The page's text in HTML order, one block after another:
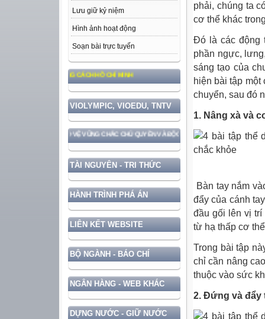
Lưu giữ kỷ niệm
Hình ảnh hoạt động
Soạn bài trực tuyến
ĐẠO ĐỨC, PHONG CÁCH HỒ CHÍ MINH
VIOLYMPIC, VIOEDU, TNTV
GẮN VỚI BẢO VỆ VỮNG CHẮC CHỦ QUYỀN VÀ ĐỘC LẬP DÂN TỘC!
TÀI NGUYÊN - TRI THỨC
HÀNH TRÌNH PHÁ ÁN
LIÊN KẾT WEBSITE
BỘ NGÀNH - BÁO CHÍ
NGÂN HÀNG - WEB KHÁC
DỰNG NƯỚC - GIỮ NƯỚC
phải, chúng ta
cơ thể khác
Đó là các động
phần ngực,
sáng tạo của
hiện bài tập
chuyển, sau đó
1. Nâng xà và
Bàn tay nắm
đẩy của cánh
đầu gối lên vị
từ hạ thấp cơ
Trong bài tập
chỉ cần nâng
thuộc vào sức
2. Đứng và đẩy